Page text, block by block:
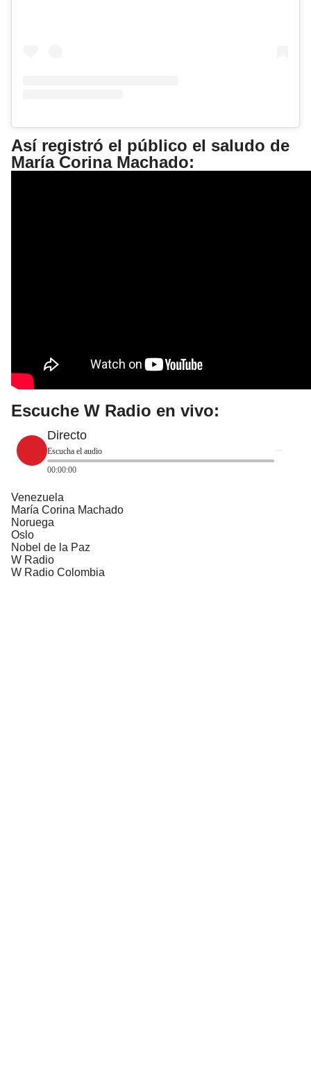
Así registró el público el saludo de
María Corina Machado:
Escuche W Radio en vivo:
Directo
Escucha el audio
00:00:00
Venezuela
María Corina Machado
Noruega
Oslo
Nobel de la Paz
W Radio
W Radio Colombia